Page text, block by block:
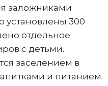
заложниками
установлены 300
отдельное
с детьми.
заселением в
и питанием.